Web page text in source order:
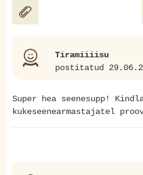
Tiramiiiisu
postitatud
Super hea seenesupp!
kukeseenearmastajatel